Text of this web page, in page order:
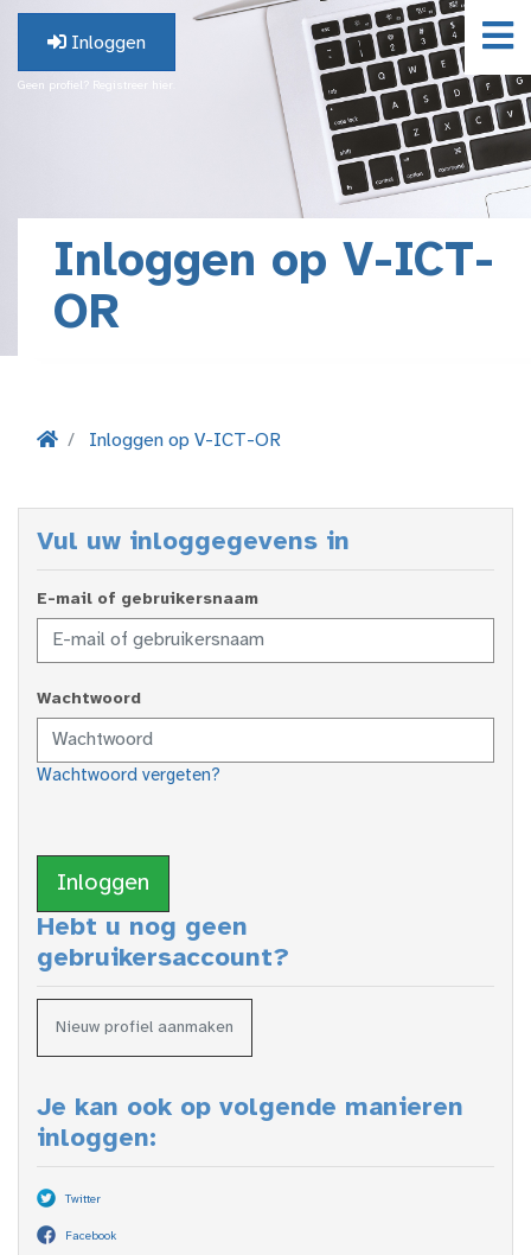
Inloggen
Geen profiel? Registreer hier.
Inloggen op V-ICT-
OR
Inloggen op V-ICT-OR
Vul uw inloggegevens in
E-mail of gebruikersnaam
Wachtwoord
Wachtwoord vergeten?
Inloggen
Hebt u nog geen
gebruikersaccount?
Nieuw profiel aanmaken
Je kan ook op volgende manieren
inloggen:
Twitter
Facebook